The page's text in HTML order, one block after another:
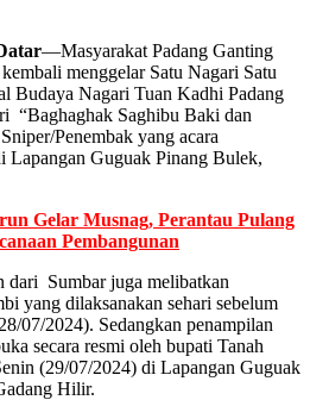
—Masyarakat Padang Ganting
menggelar Satu Nagari Satu
Budaya Nagari Tuan Kadhi Padang
“Baghaghak Saghibu Baki dan
Penembak yang acara
Lapangan Guguak Pinang Bulek,
Gelar Musnag, Perantau Pulang
Pembangunan
dari Sumbar juga melibatkan
yang dilaksanakan sehari sebelum
07/2024). Sedangkan penampilan
secara resmi oleh bupati Tanah
(29/07/2024) di Lapangan Guguak
Hilir.